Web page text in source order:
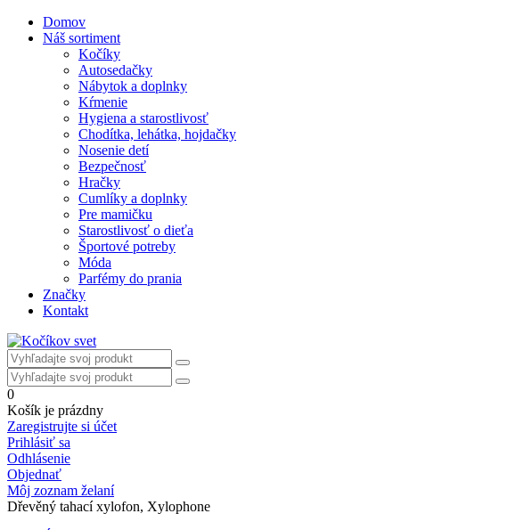
Domov
Náš sortiment
Kočíky
Autosedačky
Nábytok a doplnky
Kŕmenie
Hygiena a starostlivosť
Chodítka, lehátka, hojdačky
Nosenie detí
Bezpečnosť
Hračky
Cumlíky a doplnky
Pre mamičku
Starostlivosť o dieťa
Športové potreby
Móda
Parfémy do prania
Značky
Kontakt
0
Košík je prázdny
Zaregistrujte si účet
Prihlásiť sa
Odhlásenie
Objednať
Môj zoznam želaní
Dřevěný tahací xylofon, Xylophone